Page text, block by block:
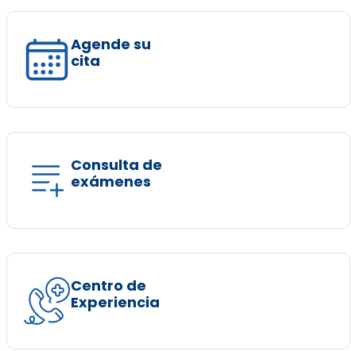
Agende su
cita
Consulta de
exámenes
Centro de
Experiencia